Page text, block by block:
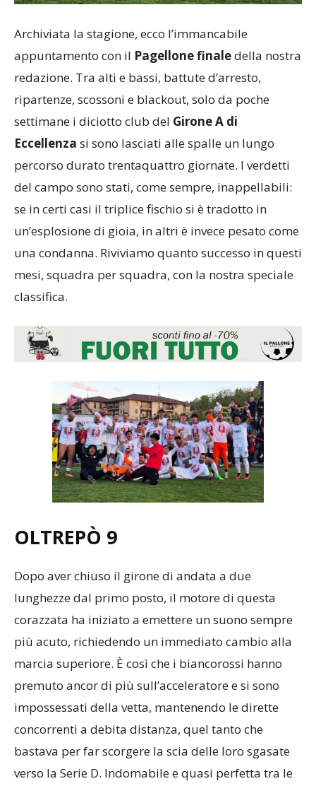
Archiviata la stagione, ecco l’immancabile
appuntamento con il Pagellone finaledella nostra
redazione. Tra alti e bassi, battute d’arresto,
ripartenze, scossoni e blackout, solo da poche
settimane i diciotto club del Girone A di
Eccellenza si sono lasciati alle spalle un lungo
percorso durato trentaquattro giornate. I verdetti
del campo sono stati, come sempre, inappellabili:
se in certi casi il triplice fischio si è tradotto in
un’esplosione di gioia, in altri è invece pesato come
una condanna. Riviviamo quanto successo in questi
mesi, squadra per squadra, con la nostra speciale
classifica.
OLTREPÒ 9
Dopo aver chiuso il girone di andata a due
lunghezze dal primo posto, il motore di questa
corazzata ha iniziato a emettere un suono sempre
più acuto, richiedendo un immediato cambio alla
marcia superiore. È così che i biancorossi hanno
premuto ancor di più sull’acceleratore e si sono
impossessati della vetta, mantenendo le dirette
concorrenti a debita distanza, quel tanto che
bastava per far scorgere la scia delle loro sgasate
verso la Serie D. Indomabile e quasi perfetta tra le